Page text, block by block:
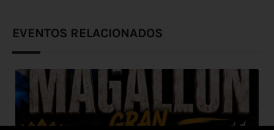
EVENTOS RELACIONADOS